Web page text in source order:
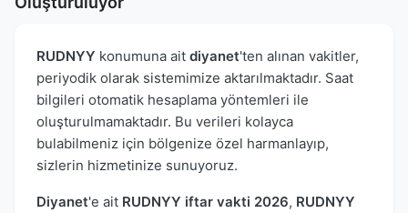
RUDNYY konumuna ait diyanet'ten alınan vakitler,
periyodik olarak sistemimize aktarılmaktadır. Saat
bilgileri otomatik hesaplama yöntemleri ile
oluşturulmamaktadır. Bu verileri kolayca
bulabilmeniz için bölgenize özel harmanlayıp,
sizlerin hizmetinize sunuyoruz.
Diyanet'e ait RUDNYY iftar vakti 2026, RUDNYY